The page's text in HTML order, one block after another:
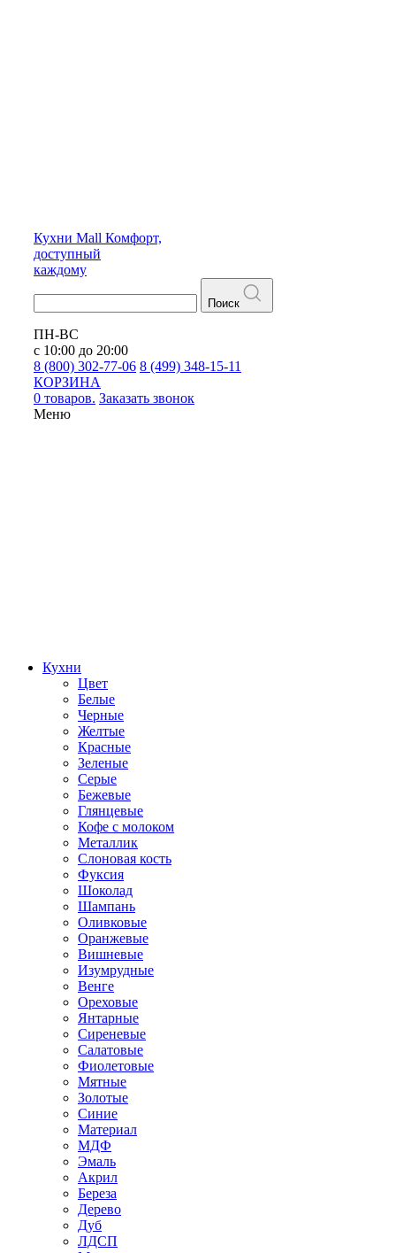
Кухни Mall Комфорт,
доступный
каждому
Поиск
ПН-ВС
с 10:00 до 20:00
8 (800) 302-77-06 8 (499) 348-15-11
КОРЗИНА
0 товаров. Заказать звонок
Меню
Кухни
Цвет
Белые
Черные
Желтые
Красные
Зеленые
Серые
Бежевые
Глянцевые
Кофе с молоком
Металлик
Слоновая кость
Фуксия
Шоколад
Шампань
Оливковые
Оранжевые
Вишневые
Изумрудные
Венге
Ореховые
Янтарные
Сиреневые
Салатовые
Фиолетовые
Мятные
Золотые
Синие
Материал
МДФ
Эмаль
Акрил
Береза
Дерево
Дуб
ЛДСП